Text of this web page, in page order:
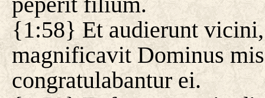
{1:58} Et audierunt
magnificavit Dominus
congratulabantur ei.